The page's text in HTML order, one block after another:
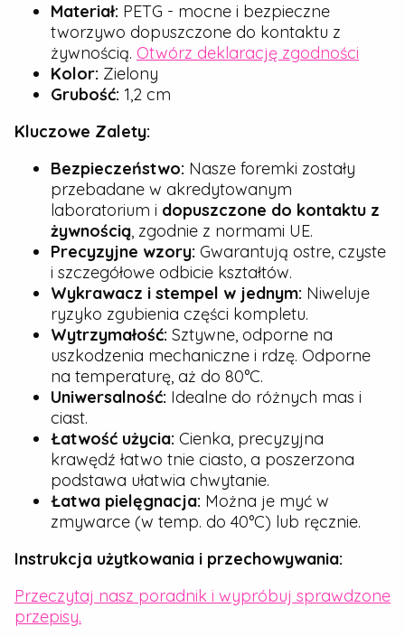
Materiał: PETG - mocne i bezpieczne
tworzywo dopuszczone do kontaktu z
żywnością. Otwórz deklarację zgodności
Kolor: Zielony
Grubość: 1,2 cm
Kluczowe Zalety:
Bezpieczeństwo: Nasze foremki zostały
przebadane w akredytowanym
laboratorium i dopuszczone do kontaktu z
żywnością, zgodnie z normami UE.
Precyzyjne wzory: Gwarantują ostre, czyste
i szczegółowe odbicie kształtów.
Wykrawacz i stempel w jednym: Niweluje
ryzyko zgubienia części kompletu.
Wytrzymałość: Sztywne, odporne na
uszkodzenia mechaniczne i rdzę. Odporne
na temperaturę, aż do 80°C.
Uniwersalność: Idealne do różnych mas i
ciast.
Łatwość użycia: Cienka, precyzyjna
krawędź łatwo tnie ciasto, a poszerzona
podstawa ułatwia chwytanie.
Łatwa pielęgnacja: Można je myć w
zmywarce (w temp. do 40°C) lub ręcznie.
Instrukcja użytkowania i przechowywania:
Przeczytaj nasz poradnik i wypróbuj sprawdzone
przepisy.